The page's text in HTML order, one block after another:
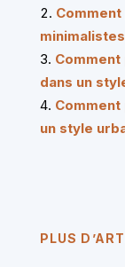
dans un
un style
PLUS